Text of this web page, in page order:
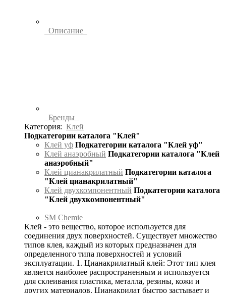
Описание
Бренды
Категория: Клей
Подкатегории каталога "Клей"
Клей уф Подкатегории каталога "Клей уф"
Клей анаэробный Подкатегории каталога "Клей
анаэробный"
Клей цианакрилатный Подкатегории каталога
"Клей цианакрилатный"
Клей двухкомпонентный Подкатегории каталога
"Клей двухкомпонентный"
SM Chemie
Клей - это вещество, которое используется для
соединения двух поверхностей. Существует множество
типов клея, каждый из которых предназначен для
определенного типа поверхностей и условий
эксплуатации. 1. Цианакрилатный клей: Этот тип клея
является наиболее распространенным и используется
для склеивания пластика, металла, резины, кожи и
других материалов. Цианакрилат быстро застывает и